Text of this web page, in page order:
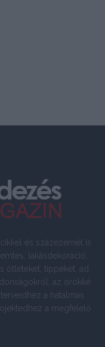
és százezernél is
lakásdekoráció,
ötleteket, tippeket, ad
az örökké
a hatalmas
a megfelelő